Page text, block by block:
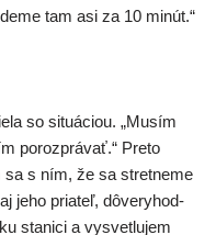
tam asi za 10 minút.“
so situ­áci­ou. „Musím
poroz­prá­vať.“ Preto
s ním, že sa stret­ne­me
jeho pria­teľ, dôve­ry­hod­
sta­ni­ci a vysvet­lu­jem